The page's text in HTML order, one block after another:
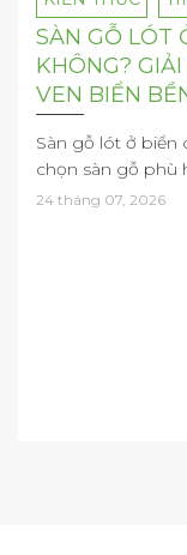
SÀN GỖ LÓT
KHÔNG?
VEN BIỂN
Sàn gỗ lót ở biển
chọn sàn gỗ phù
24 tháng 07, 2026